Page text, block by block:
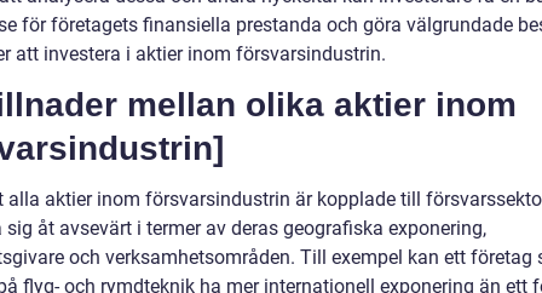
för företagets finansiella prestanda och göra välgrundade
att investera i aktier inom försvarsindustrin.
mellan olika aktier inom
alla aktier inom försvarsindustrin är kopplade till
sig åt avsevärt i termer av deras geografiska exponering,
och verksamhetsområden. Till exempel kan ett företag
flyg- och rymdteknik ha mer internationell exponering än ett